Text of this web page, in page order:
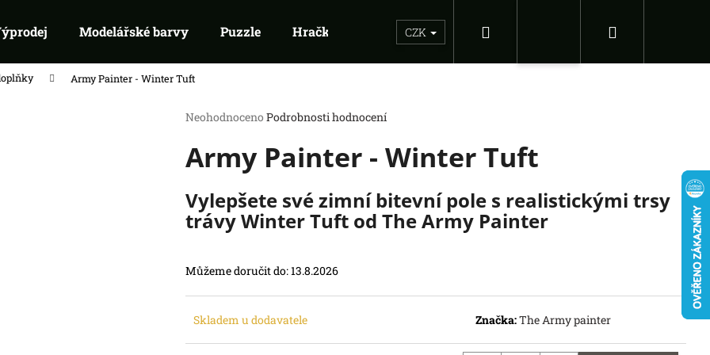
Modelářské barvy Puzzle Hračky Sběratelské figurky Dárkové inspirace
CZK
Přihlášení
Army Painter - Winter Tuft
Průměrné
produktu
je
z
5
hvězdiček.
Neohodnoceno Podrobnosti hodnocení
Army Painter - Winter Tuft
Vylepšete své zimní bitevní pole s realistickými trsy
trávy Winter Tuft od The Army Painter
Můžeme doručit do:13.8.2026
Skladem u dodavatele Značka:The Army painter
Co potřebujete najít?
HLEDAT
RIFTBOUND: LEAGUE OF LEGENDS
SWU 05: LEGENDS OF THE FORCE -